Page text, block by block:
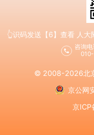
👆识码发送【6】查看 人
咨询
010-
© 2008-2026北
京公网
京